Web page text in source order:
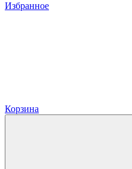
Избранное
Корзина